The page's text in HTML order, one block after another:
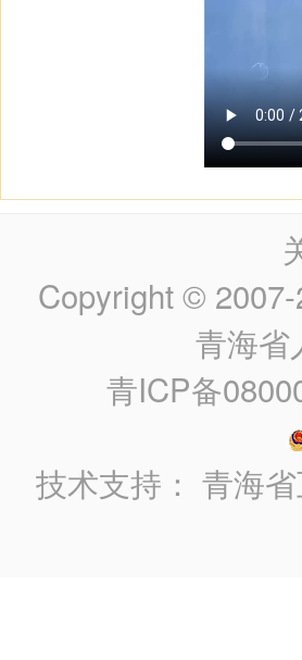
Copyright ©
青海省
青ICP备
技术支持：青海